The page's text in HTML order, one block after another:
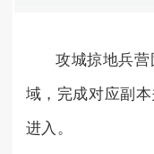
攻城掠地兵
域，完成对应副
进入。